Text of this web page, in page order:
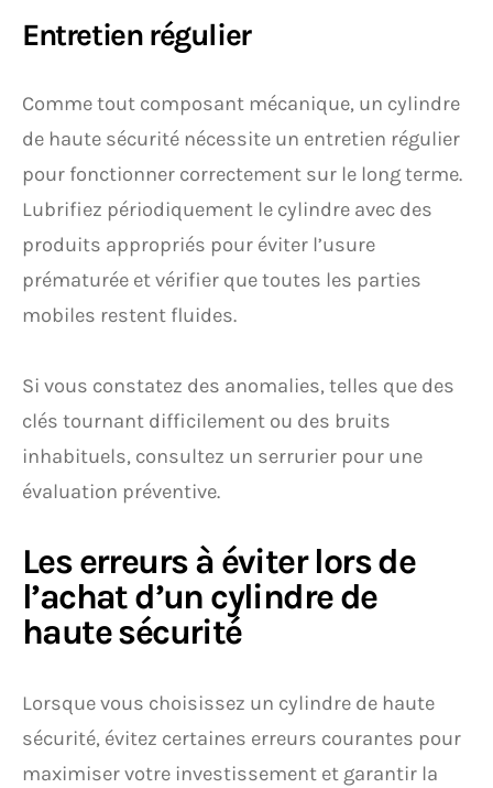
Entretien régulier
Comme tout composant mécanique, un cylindre
de haute sécurité nécessite un entretien régulier
pour fonctionner correctement sur le long terme.
Lubrifiez périodiquement le cylindre avec des
produits appropriés pour éviter l’usure
prématurée et vérifier que toutes les parties
mobiles restent fluides.
Si vous constatez des anomalies, telles que des
clés tournant difficilement ou des bruits
inhabituels, consultez un serrurier pour une
évaluation préventive.
Les erreurs à éviter lors de
l’achat d’un cylindre de
haute sécurité
Lorsque vous choisissez un cylindre de haute
sécurité, évitez certaines erreurs courantes pour
maximiser votre investissement et garantir la